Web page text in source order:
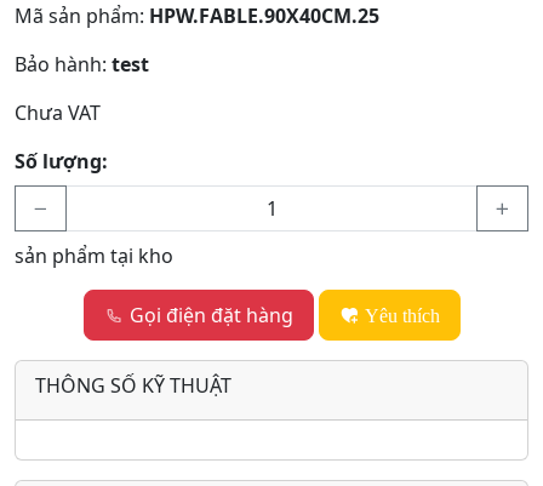
Mã sản phẩm: HPW.FABLE.90X40CM.25
Bảo hành: test
Chưa VAT
Số lượng:
sản phẩm tại kho
Gọi điện đặt hàng Yêu thích
THÔNG SỐ KỸ THUẬT